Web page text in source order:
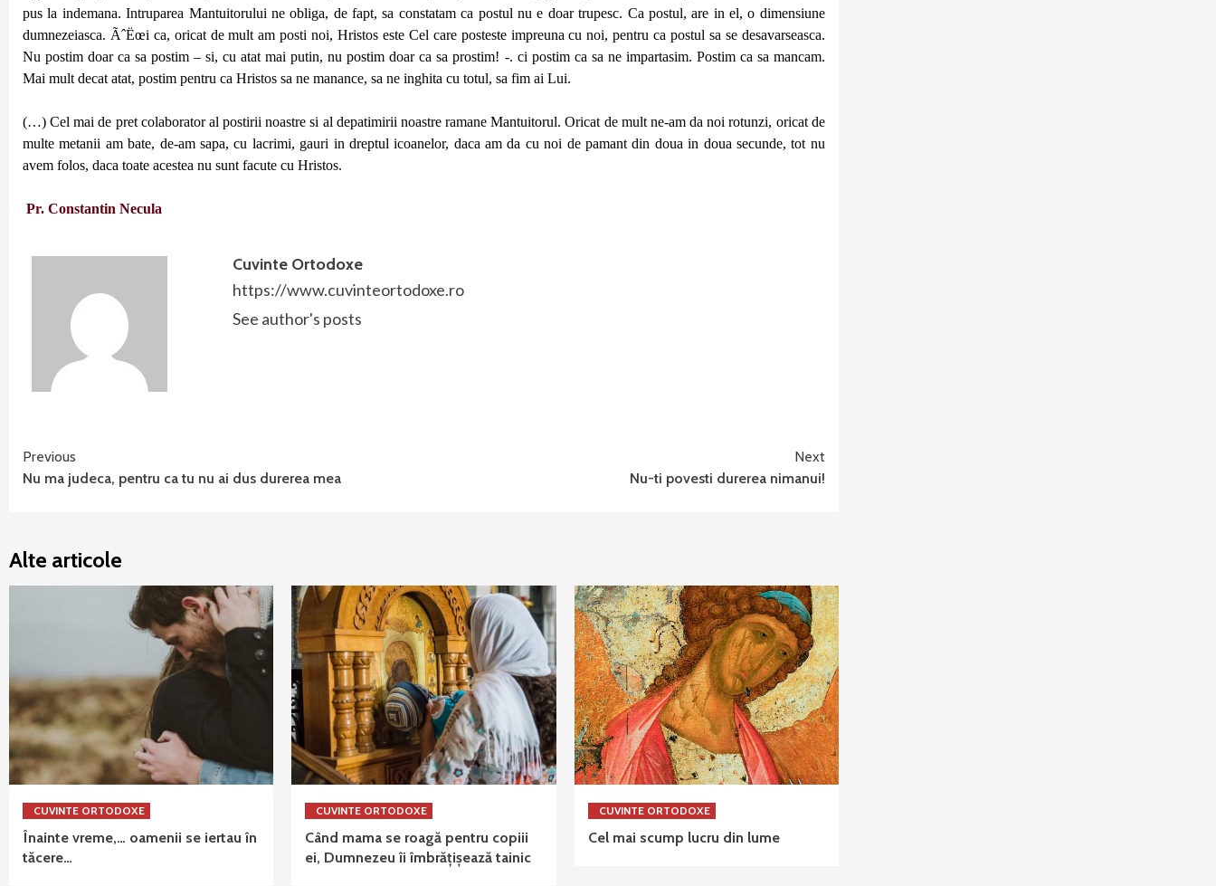
pus la indemana. Intruparea Mantuitorului ne obliga, de fapt, sa constatam ca postul nu e doar trupesc. Ca postul, are in el, o dimensiune
dumnezeiasca. ÃˆËœi ca, oricat de mult am posti noi, Hristos este Cel care posteste impreuna cu noi, pentru ca postul sa se desavarseasca.
Nu postim doar ca sa postim – si, cu atat mai putin, nu postim doar ca sa prostim! -. ci postim ca sa ne impartasim. Postim ca sa mancam.
Mai mult decat atat, postim pentru ca Hristos sa ne manance, sa ne inghita cu totul, sa fim ai Lui.
(…) Cel mai de pret colaborator al postirii noastre si al depatimirii noastre ramane Mantuitorul. Oricat de mult ne-am da noi rotunzi, oricat de
multe metanii am bate, de-am sapa, cu lacrimi, gauri in dreptul icoanelor, daca am da cu noi de pamant din doua in doua secunde, tot nu
avem folos, daca toate acestea nu sunt facute cu Hristos.
Pr. Constantin Necula
Cuvinte Ortodoxe
https://www.cuvinteortodoxe.ro
See author's posts
Continue
Reading
Previous
Nu ma judeca, pentru ca tu nu ai dus durerea mea
Next
Nu-ti povesti durerea nimanui!
Alte articole
CUVINTE ORTODOXE
Înainte vreme,… oamenii se iertau în
tăcere…
CUVINTE ORTODOXE
Când mama se roagă pentru copiii
ei, Dumnezeu îi îmbrățișează tainic
CUVINTE ORTODOXE
Cel mai scump lucru din lume